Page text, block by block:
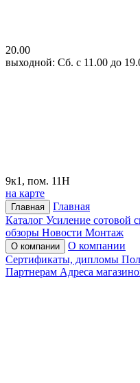
20.00
выходной: Сб. с 11.00 до
9к1, пом. 11Н
на карте
Главная
Главная
Каталог Усиление сотовой
обзоры Новости Монтаж
О компании
О компании
Сертификаты, дипломы
Партнерам Адреса